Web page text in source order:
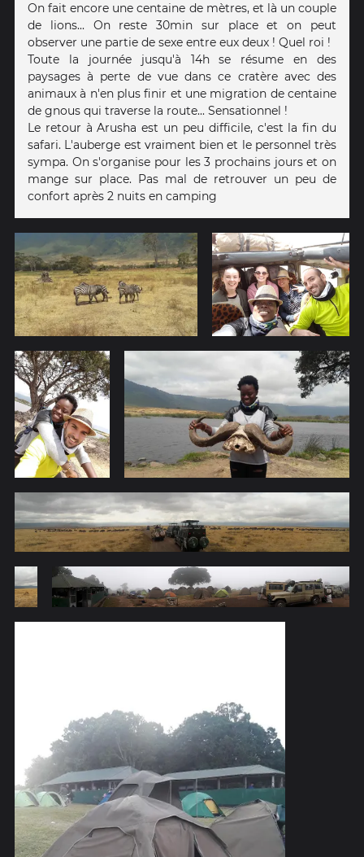
On fait encore une centaine de mètres, et là un couple
de lions... On reste 30min sur place et on peut
observer une partie de sexe entre eux deux ! Quel roi !
Toute la journée jusqu'à 14h se résume en des
paysages à perte de vue dans ce cratère avec des
animaux à n'en plus finir et une migration de centaine
de gnous qui traverse la route... Sensationnel !
Le retour à Arusha est un peu difficile, c'est la fin du
safari. L'auberge est vraiment bien et le personnel très
sympa. On s'organise pour les 3 prochains jours et on
mange sur place. Pas mal de retrouver un peu de
confort après 2 nuits en camping